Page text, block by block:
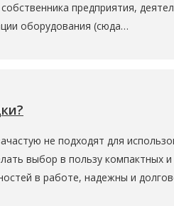
предприятия,
оборудования (сюда…
не подходят для
выбор в пользу компактных
в работе, надежны и